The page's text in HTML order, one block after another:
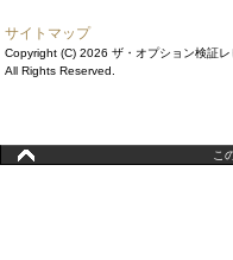
サイトマップ
Copyright (C) 2026 ザ・オプション検証
All Rights Reserved.
こ